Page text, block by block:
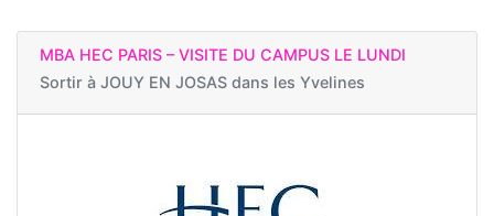
MBA HEC PARIS – VISITE DU CAMPUS LE LUNDI
Sortir à JOUY EN JOSAS dans les Yvelines